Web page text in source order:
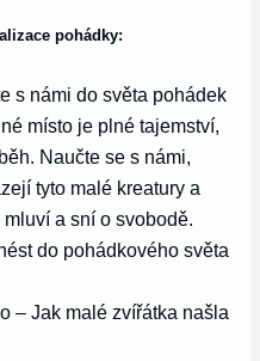
pohádky:
s námi do světa pohádek
místo je plné tajemství,
Naučte se s námi,
tyto malé kreatury a
a sní o svobodě.
do pohádkového světa
– Jak malé zvířátka našla